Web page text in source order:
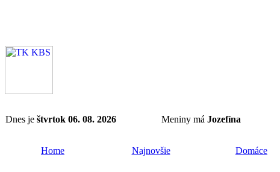
Dnes je štvrtok 06. 08. 2026 Meniny má Jozefína
Home Najnovšie Domáce